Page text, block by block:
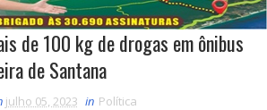
de 100 kg de drogas em ônibus
de Santana
julho 05, 2023 in Política